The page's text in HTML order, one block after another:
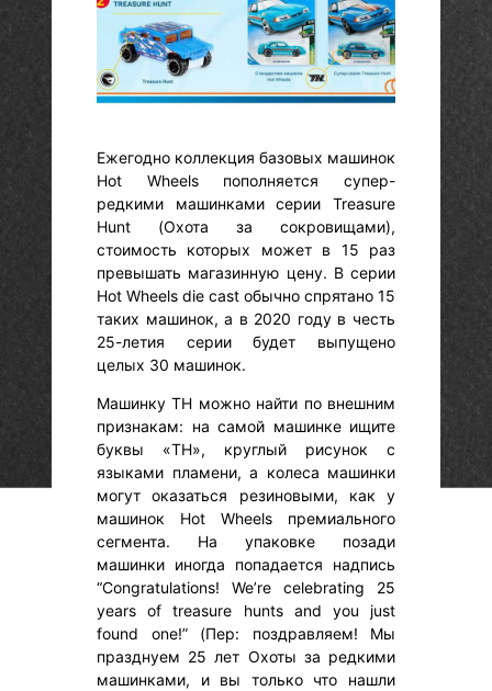
Ежегодно коллекция базовых машинок
Hot Wheels пополняется супер-
редкими машинками серии Treasure
Hunt (Охота за сокровищами),
стоимость которых может в 15 раз
превышать магазинную цену. В серии
Hot Wheels die cast обычно спрятано 15
таких машинок, а в 2020 году в честь
25-летия серии будет выпущено
целых 30 машинок.
Машинку TH можно найти по внешним
признакам: на самой машинке ищите
буквы «TH», круглый рисунок с
языками пламени, а колеса машинки
могут оказаться резиновыми, как у
машинок Hot Wheels премиального
сегмента. На упаковке позади
машинки иногда попадается надпись
“Congratulations! We’re celebrating 25
years of treasure hunts and you just
found one!” (Пер: поздравляем! Мы
празднуем 25 лет Охоты за редкими
машинками, и вы только что нашли